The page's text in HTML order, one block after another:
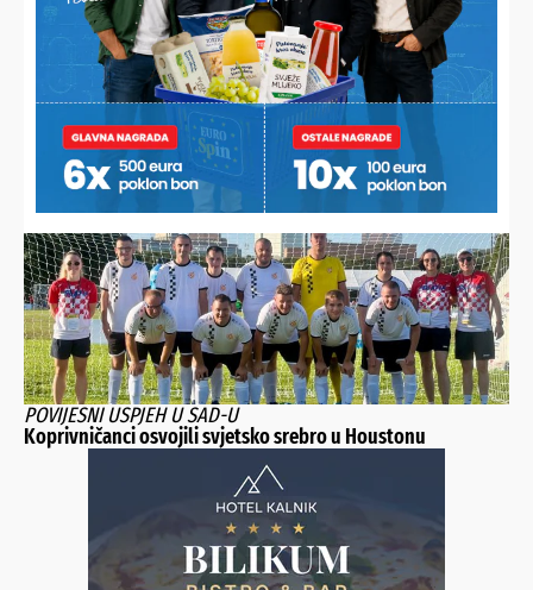
U LITVI OSVOJIO ZLATO
Koprivničanac novi europski prvak, digao 232,5 kilograma i
skinuo hrvatski rekord
POVIJESNI USPJEH U SAD-U
Koprivničanci osvojili svjetsko srebro u Houstonu